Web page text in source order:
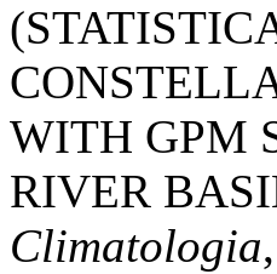
WITH GPM
RIVER
Climatologia